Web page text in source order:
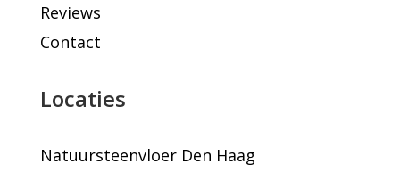
Reviews
Contact
Locaties
Natuursteenvloer Den Haag